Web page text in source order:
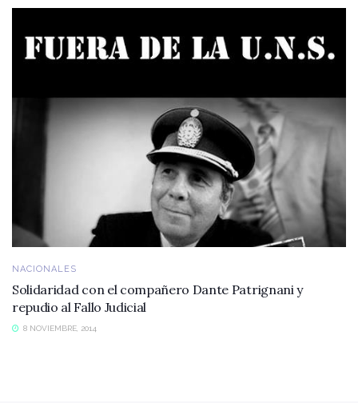
NACIONALES
Solidaridad con el compañero Dante Patrignani y
repudio al Fallo Judicial
8 NOVIEMBRE, 2014